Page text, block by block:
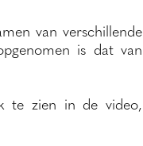
van verschillende
is dat van
te zien in de video,